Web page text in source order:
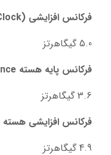
فرکانس افزایشی (Boost Clock)
5.0 گیگاهرتز
فرکانس پایه هسته Performance
3.6 گیگاهرتز
فرکانس افزایشی هسته Performance
4.9 گیگاهرتز